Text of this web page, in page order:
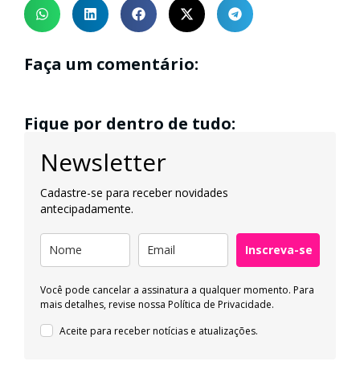
Faça um comentário:
Fique por dentro de tudo:
Newsletter
Cadastre-se para receber novidades
antecipadamente.
Inscreva-se
Você pode cancelar a assinatura a qualquer momento. Para
mais detalhes, revise nossa Política de Privacidade.
Aceite para receber notícias e atualizações.